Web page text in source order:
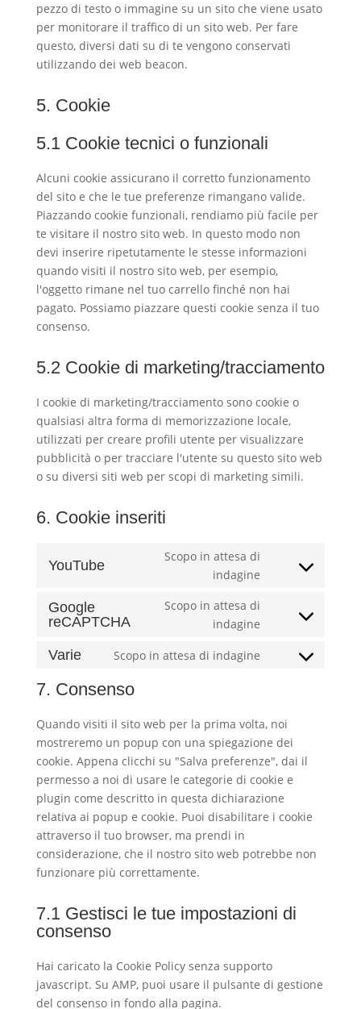
pezzo di testo o immagine su un sito che viene usato
per monitorare il traffico di un sito web. Per fare
questo, diversi dati su di te vengono conservati
utilizzando dei web beacon.
5. Cookie
5.1 Cookie tecnici o funzionali
Alcuni cookie assicurano il corretto funzionamento
del sito e che le tue preferenze rimangano valide.
Piazzando cookie funzionali, rendiamo più facile per
te visitare il nostro sito web. In questo modo non
devi inserire ripetutamente le stesse informazioni
quando visiti il nostro sito web, per esempio,
l'oggetto rimane nel tuo carrello finché non hai
pagato. Possiamo piazzare questi cookie senza il tuo
consenso.
5.2 Cookie di marketing/tracciamento
I cookie di marketing/tracciamento sono cookie o
qualsiasi altra forma di memorizzazione locale,
utilizzati per creare profili utente per visualizzare
pubblicità o per tracciare l'utente su questo sito web
o su diversi siti web per scopi di marketing simili.
6. Cookie inseriti
YouTube
Scopo in attesa di
indagine
Consent
service
Google
reCAPTCHA
Scopo in attesa di
indagine
Consent
service
Varie Scopo in attesa di indagine
Consent
varie
7. Consenso
Quando visiti il sito web per la prima volta, noi
mostreremo un popup con una spiegazione dei
cookie. Appena clicchi su "Salva preferenze", dai il
permesso a noi di usare le categorie di cookie e
plugin come descritto in questa dichiarazione
relativa ai popup e cookie. Puoi disabilitare i cookie
attraverso il tuo browser, ma prendi in
considerazione, che il nostro sito web potrebbe non
funzionare più correttamente.
7.1 Gestisci le tue impostazioni di
consenso
Hai caricato la Cookie Policy senza supporto
javascript. Su AMP, puoi usare il pulsante di gestione
del consenso in fondo alla pagina.